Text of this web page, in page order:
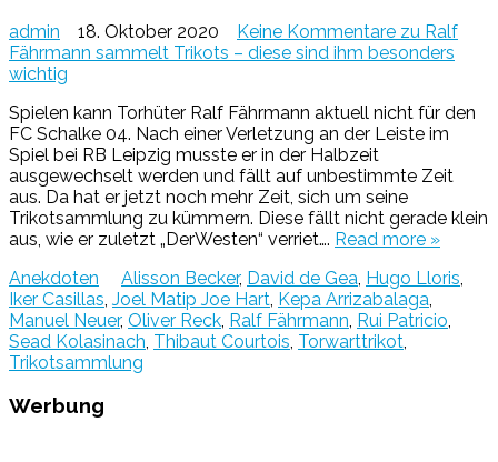
admin 18. Oktober 2020 Keine Kommentare zu Ralf
Fährmann sammelt Trikots – diese sind ihm besonders
wichtig
Spielen kann Torhüter Ralf Fährmann aktuell nicht für den
FC Schalke 04. Nach einer Verletzung an der Leiste im
Spiel bei RB Leipzig musste er in der Halbzeit
ausgewechselt werden und fällt auf unbestimmte Zeit
aus. Da hat er jetzt noch mehr Zeit, sich um seine
Trikotsammlung zu kümmern. Diese fällt nicht gerade klein
aus, wie er zuletzt „DerWesten“ verriet…. Read more »
Anekdoten
Alisson Becker, David de Gea Hugo Lloris
Iker Casillas Joel Matip Joe Hart Kepa Arrizabalaga
Manuel Neuer, Oliver Reck Ralf Fährmann Rui Patricio
Sead Kolasinach Thibaut Courtois Torwarttrikot
Trikotsammlung
Werbung